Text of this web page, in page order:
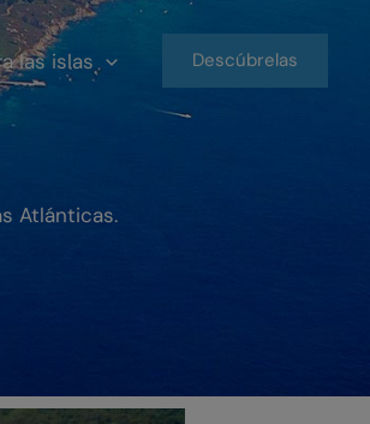
las islas Descúbrelas
Atlánticas.